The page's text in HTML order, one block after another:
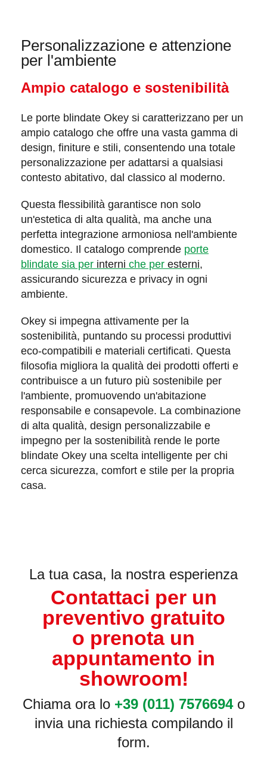
Personalizzazione e attenzione
per l'ambiente
Ampio catalogo e sostenibilità
Le porte blindate Okey si caratterizzano per un
ampio catalogo che offre una vasta gamma di
design, finiture e stili, consentendo una totale
personalizzazione per adattarsi a qualsiasi
contesto abitativo, dal classico al moderno.
Questa flessibilità garantisce non solo
un'estetica di alta qualità, ma anche una
perfetta integrazione armoniosa nell'ambiente
domestico. Il catalogo comprende porte
blindate sia per interni che per esterni,
assicurando sicurezza e privacy in ogni
ambiente.
Okey si impegna attivamente per la
sostenibilità, puntando su processi produttivi
eco-compatibili e materiali certificati. Questa
filosofia migliora la qualità dei prodotti offerti e
contribuisce a un futuro più sostenibile per
l'ambiente, promuovendo un'abitazione
responsabile e consapevole. La combinazione
di alta qualità, design personalizzabile e
impegno per la sostenibilità rende le porte
blindate Okey una scelta intelligente per chi
cerca sicurezza, comfort e stile per la propria
casa.
La tua casa, la nostra esperienza
Contattaci per un
preventivo gratuito
o prenota un
appuntamento in
showroom!
Chiama ora lo +39 (011) 7576694o
invia una richiesta compilando il
form.